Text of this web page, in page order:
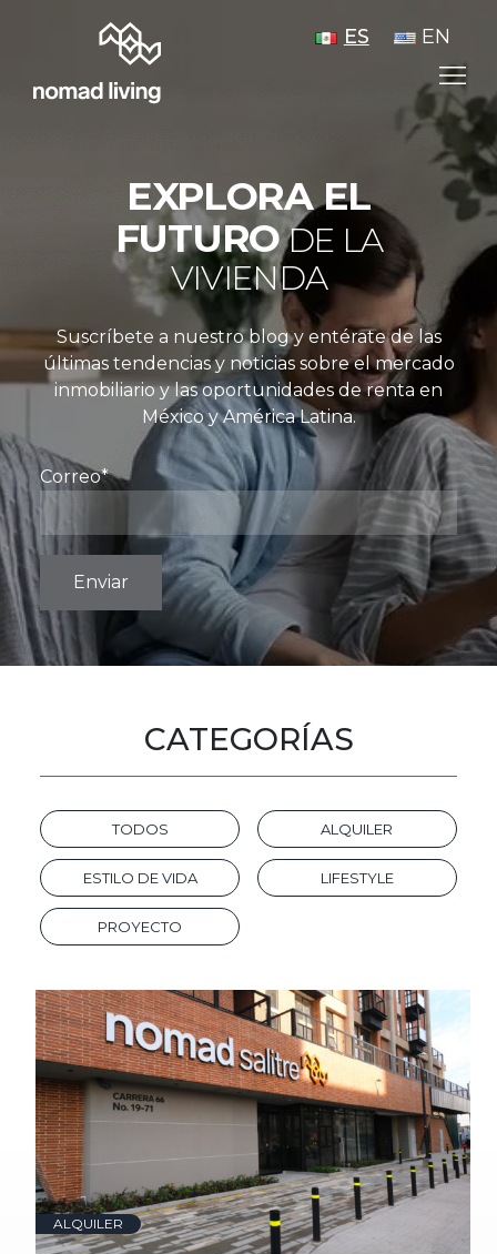
ES EN
EXPLORA EL
FUTURODE LA
VIVIENDA
Suscríbete a nuestro blog y entérate de las
últimas tendencias y noticias sobre el mercado
inmobiliario y las oportunidades de renta en
México y América Latina.
Correo*
CATEGORÍAS
TODOS ALQUILER
ESTILO DE VIDA LIFESTYLE
PROYECTO
ALQUILER